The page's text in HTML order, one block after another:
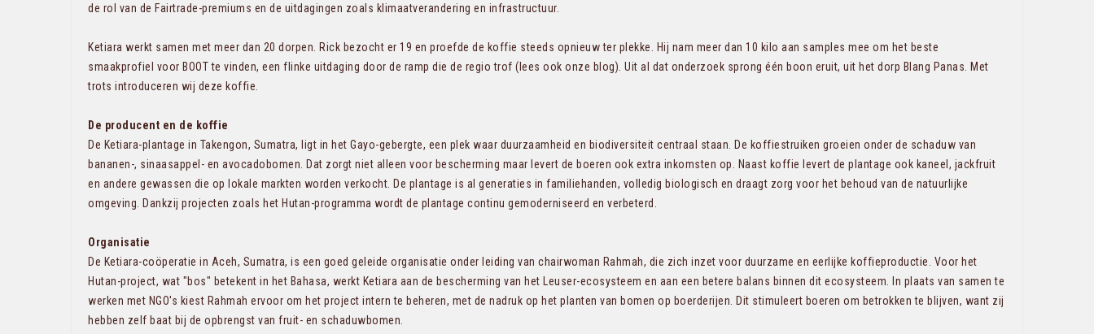
de rol van de Fairtrade-premiums en de uitdagingen zoals klimaatverandering en infrastructuur.
Ketiara werkt samen met meer dan 20 dorpen. Rick bezocht er 19 en proefde de koffie steeds opnieuw ter plekke. Hij nam meer dan 10 kilo aan samples mee om het beste
smaakprofiel voor BOOT te vinden, een flinke uitdaging door de ramp die de regio trof (lees ook onze blog). Uit al dat onderzoek sprong één boon eruit, uit het dorp Blang Panas. Met
trots introduceren wij deze koffie.
De producent en de koffie
De Ketiara-plantage in Takengon, Sumatra, ligt in het Gayo-gebergte, een plek waar duurzaamheid en biodiversiteit centraal staan. De koffiestruiken groeien onder de schaduw van
bananen-, sinaasappel- en avocadobomen. Dat zorgt niet alleen voor bescherming maar levert de boeren ook extra inkomsten op. Naast koffie levert de plantage ook kaneel, jackfruit
en andere gewassen die op lokale markten worden verkocht. De plantage is al generaties in familiehanden, volledig biologisch en draagt zorg voor het behoud van de natuurlijke
omgeving. Dankzij projecten zoals het Hutan-programma wordt de plantage continu gemoderniseerd en verbeterd.
Organisatie
De Ketiara-coöperatie in Aceh, Sumatra, is een goed geleide organisatie onder leiding van chairwoman Rahmah, die zich inzet voor duurzame en eerlijke koffieproductie. Voor het
Hutan-project, wat "bos" betekent in het Bahasa, werkt Ketiara aan de bescherming van het Leuser-ecosysteem en aan een betere balans binnen dit ecosysteem. In plaats van samen te
werken met NGO's kiest Rahmah ervoor om het project intern te beheren, met de nadruk op het planten van bomen op boerderijen. Dit stimuleert boeren om betrokken te blijven, want zij
hebben zelf baat bij de opbrengst van fruit- en schaduwbomen.